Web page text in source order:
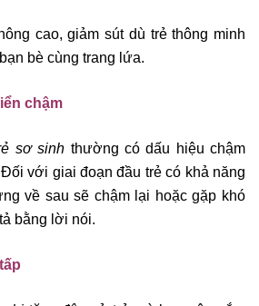
cao, giảm sút dù trẻ thông minh
bè cùng trang lứa.
chậm
sơ sinh thường có dấu hiệu chậm
với giai đoạn đầu trẻ có khả năng
về sau sẽ chậm lại hoặc gặp khó
bằng lời nói.